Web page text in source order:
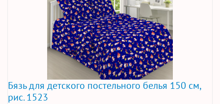
Бязь для детского постельного белья 150 см,
рис. 1523